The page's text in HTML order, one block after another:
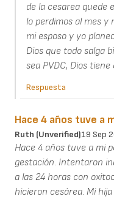
de la cesarea quede
lo perdimos al mes y
mi esposo y yo
Dios que todo salga
sea PVDC, Dios
Respuesta
Hace 4 años tuve a
Ruth (unverified)19 Sep
Hace 4 años tuve a mi
gestación. Intentaron
a las 24 horas con
hicieron cesárea. Mi